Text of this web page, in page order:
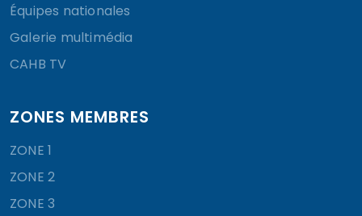
Équipes nationales
Galerie multimédia
CAHB TV
ZONES MEMBRES
ZONE 1
ZONE 2
ZONE 3